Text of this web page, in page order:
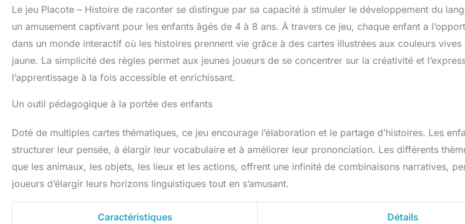
Le jeu Placote – Histoire de raconter se distingue par sa capacité à stimuler le développement du
un amusement captivant pour les enfants âgés de 4 à 8 ans. À travers ce jeu, chaque enfant a
dans un monde interactif où les histoires prennent vie grâce à des cartes illustrées aux couleurs
jaune. La simplicité des règles permet aux jeunes joueurs de se concentrer sur la créativité et
l’apprentissage à la fois accessible et enrichissant.
Un outil pédagogique à la portée des enfants
Doté de multiples cartes thématiques, ce jeu encourage l’élaboration et le partage d’histoires. Les
structurer leur pensée, à élargir leur vocabulaire et à améliorer leur prononciation. Les différents
que les animaux, les objets, les lieux et les actions, offrent une infinité de combinaisons narratives,
joueurs d’élargir leurs horizons linguistiques tout en s’amusant.
Caractéristiques Détails